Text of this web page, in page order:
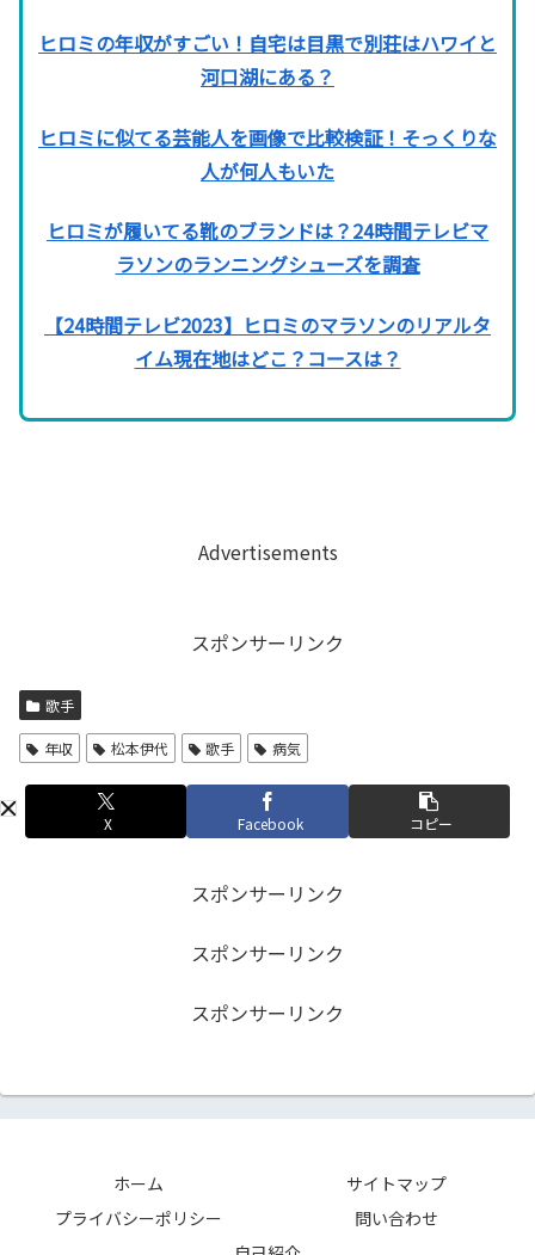
ヒロミの年収がすごい！自宅は目黒で別荘はハワイと
河口湖にある？
ヒロミに似てる芸能人を画像で比較検証！そっくりな
人が何人もいた
ヒロミが履いてる靴のブランドは？24時間テレビマ
ラソンのランニングシューズを調査
【24時間テレビ2023】ヒロミのマラソンのリアルタ
イム現在地はどこ？コースは？
Advertisements
スポンサーリンク
歌手
年収 松本伊代 歌手 病気
X Facebook コピー
スポンサーリンク
スポンサーリンク
スポンサーリンク
ホーム
サイトマップ
プライバシーポリシー
問い合わせ